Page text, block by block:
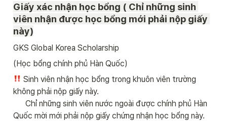
Giấy xác nhận học bổng ( Chỉ những sinh
viên nhận được học bổng mới phải nộp giấy
này)
GKS Global Korea Scholarship
(Học bổng chính phủ Hàn Quốc)
Sinh viên nhận học bổng trong khuôn viên trường
không phải nộp giấy này.
Quốc mời mới phải nộp giấy chứng nhận học bổng này.